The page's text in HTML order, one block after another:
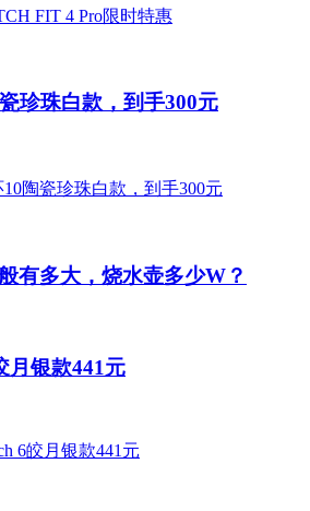
珍珠白款，到手300元
有多大，烧水壶多少W？
月银款441元